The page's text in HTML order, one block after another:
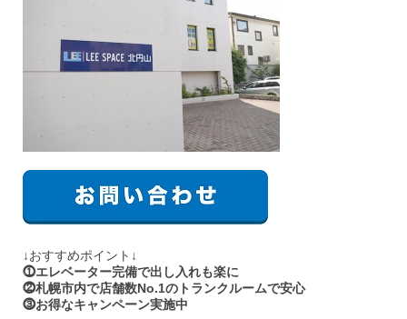
↓おすすめポイント↓
⓵エレベーター完備で出し入れも楽に
⓶札幌市内で店舗数No.1のトランクルームで安心
⓷お得なキャンペーン実施中